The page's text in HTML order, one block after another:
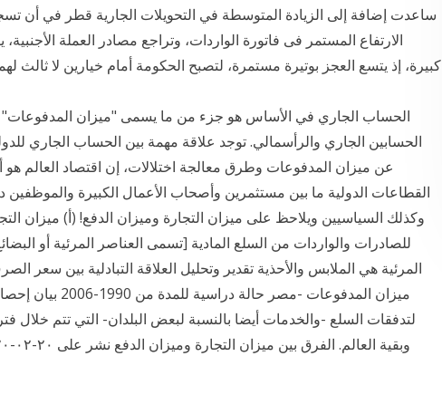
ساعدت إضافة إلى الزيادة المتوسطة في التحويلات الجارية قطر في أن
الارتفاع المستمر فى فاتورة الواردات، وتراجع مصادر العملة
كبيرة، إذ يتسع العجز بوتيرة مستمرة، لتصبح الحكومة أمام خيارين لا ثالث
الحساب الجاري في الأساس هو جزء من ما يسمى "ميزان
الحسابين الجاري والرأسمالي. توجد علاقة مهمة بين الحساب الجاري
عن ميزان المدفوعات وطرق معالجة اختلالات، إن اقتصاد العالم هو
القطاعات الدولية ما بين مستثمرين وأصحاب الأعمال الكبيرة والموظفين
وكذلك السياسيين ويلاحظ على ميزان التجارة وميزان الدفع! (أ) ميزان
للصادرات والواردات من السلع المادية [تسمى العناصر المرئية أو
المرئية هي الملابس والأحذية تقدير وتحليل العلاقة التبادلية بين سعر
ميزان المدفوعات -
لتدفقات السلع -والخدمات أيضا بالنسبة لبعض البلدان- التي تتم خلال